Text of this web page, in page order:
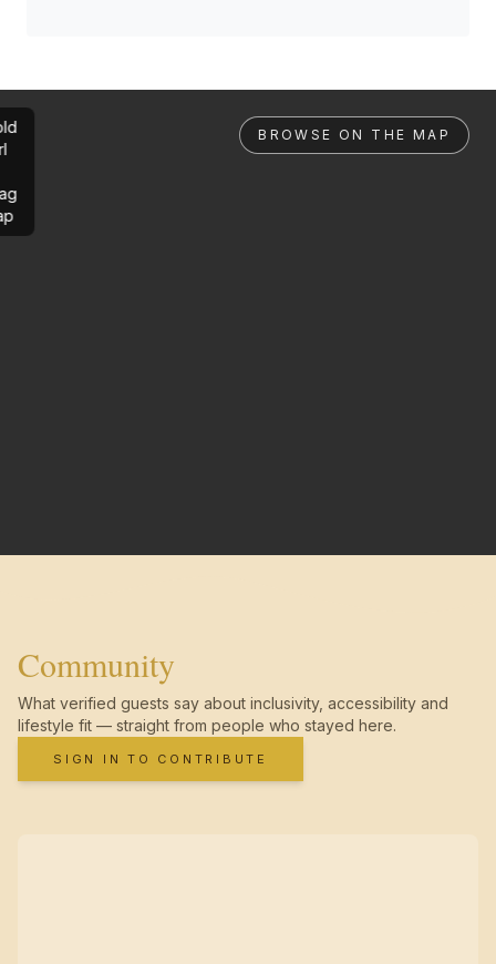
BROWSE ON THE MAP
Community
What verified guests say about inclusivity, accessibility and
lifestyle fit — straight from people who stayed here.
SIGN IN TO CONTRIBUTE